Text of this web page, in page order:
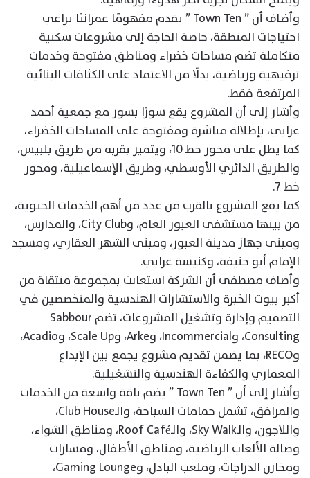
وأضاف أن ” Town Ten ” يقدم مفهومًا عمرانيًا يراعي
احتياجات المنطقة، خاصة الحاجة إلى مشروعات سكنية
متكاملة تضم مساحات خضراء ومناطق مفتوحة وخدمات
ترفيهية ورياضية، بدلًا من الاعتماد على الكثافات البنائية
المرتفعة فقط.
وأشار إلى أن المشروع يقع سورًا بسور مع جمعية أحمد
عرابي، بإطلالة مباشرة ومفتوحة على المساحات الخضراء،
كما يطل على محور خط 10، ويتميز بقربه من طريق بلبيس،
والطريق الدائري الأوسطي، وطريق الإسماعيلية، ومحور
خط 7.
كما يقع المشروع بالقرب من عدد من أهم الخدمات الحيوية،
من بينها مستشفى العبور العام، وCity Club، والمدارس،
ومبنى جهاز مدينة العبور، ومبنى الشهر العقاري، ومسجد
الإمام أبو حنيفة، وكنيسة عرابي.
وأضاف مصطفى أن الشركة استعانت بمجموعة منتقاة من
أكبر بيوت الخبرة والاستشارات الهندسية والمتخصصين في
التصميم وإدارة وتشغيل المشروعات، تضم Sabbour
Consulting، وIncommercial، وArke، وScale Up، وAcadio،
وRECO، بما يضمن تقديم مشروع يجمع بين الإبداع
المعماري والكفاءة الهندسية والتشغيلية.
وأشار إلى أن ” Town Ten ” يضم باقة واسعة من الخدمات
والمرافق، تشمل حمامات السباحة، والـClub House،
واللاجون، والـSky Walk، والـRoof Café، ومناطق الشواء،
وصالة الألعاب الرياضية، ومناطق الأطفال، ومسارات
ومخازن الدراجات، وملعب البادل، وGaming Lounge،